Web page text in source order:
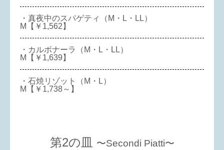
・真夜中のスパゲティ（M・L・LL）
M【￥1,562】
・カルボナーラ（M・L・LL）
M【￥1,639】
・石焼リゾット（M・L）
M【￥1,738～】
第2の皿 〜Secondi Piatti〜